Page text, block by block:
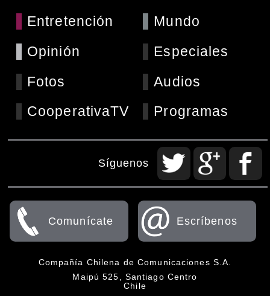
Entretención
Mundo
Opinión
Especiales
Fotos
Audios
CooperativaTV
Programas
Síguenos
Comunícate Escríbenos
Compañía Chilena de Comunicaciones S.A.
Maipú 525, Santiago Centro
Chile